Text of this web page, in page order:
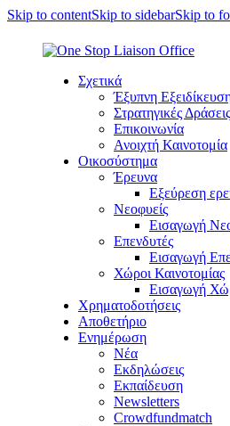
Skip to contentSkip to sidebarSkip to
Σχετικά
Έξυπνη
Στρατηγικές Δράσεις
Επικοινωνία
Ανοιχτή Καινοτομία
Οικοσύστημα
Έρευνα
Εξεύρεση
Νεοφυείς
Εισαγωγή
Επενδυτές
Εισαγωγή
Χώροι Καινοτομίας
Εισαγωγή
Χρηματοδοτήσεις
Αποθετήριο
Ενημέρωση
Νέα
Εκδηλώσεις
Εκπαίδευση
Newsletters
Crowdfundmatch